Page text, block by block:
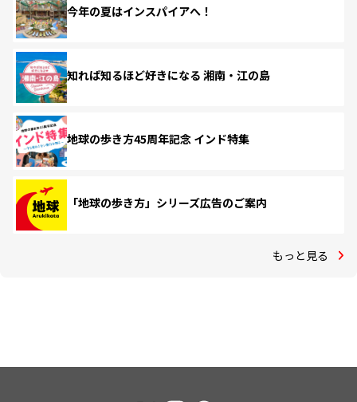
今年の夏はインスパイアへ！
知れば知るほど好きになる 湘南・江の島
地球の歩き方45周年記念 インド特集
「地球の歩き方」シリーズ広告のご案内
もっと見る